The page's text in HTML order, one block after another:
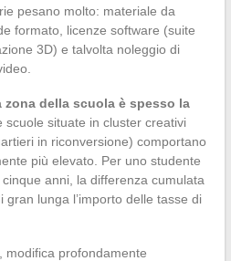
pesano molto: materiale da
formato, licenze software (suite
3D) e talvolta noleggio di
della scuola è spesso la
scuole situate in cluster creativi
in riconversione) comportano
più elevato. Per uno studente
anni, la differenza cumulata
lunga l’importo delle tasse di
modifica profondamente